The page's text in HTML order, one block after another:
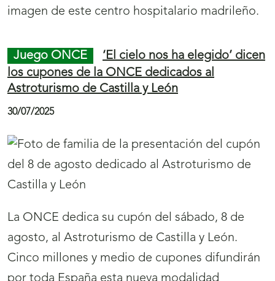
v
g
a
c
i
n
d
e
p
g
v
g
a
c
i
n
d
e
p
g
imagen de este centro hospitalario madrileño.
Juego ONCE
‘El cielo nos ha elegido’ dicen
los cupones de la ONCE dedicados al
Astroturismo de Castilla y León
30/07/2025
La ONCE dedica su cupón del sábado, 8 de
agosto, al Astroturismo de Castilla y León.
Cinco millones y medio de cupones difundirán
por toda España esta nueva modalidad